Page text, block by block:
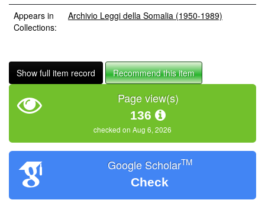
Appears in
Collections:
Archivio Leggi della Somalia (1950-1989)
Show full item record Recommend this item
Page view(s)
136
checked on Aug 6, 2026
Google ScholarTM
Check